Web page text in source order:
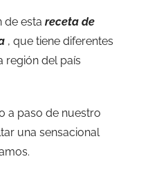
de esta receta de
, que tiene diferentes
región del país
a paso de nuestro
una sensacional